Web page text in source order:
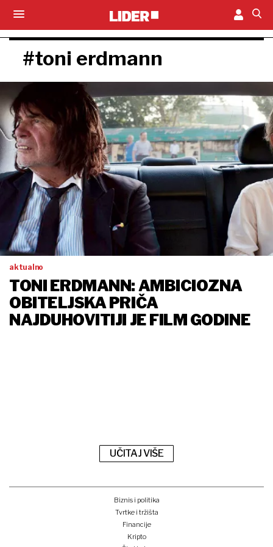
#toni erdmann
aktualno
TONI ERDMANN: AMBICIOZNA
OBITELJSKA PRIČA
NAJDUHOVITIJI JE FILM GODINE
UČITAJ VIŠE
Biznis i politika
Tvrtke i tržišta
Financije
Kripto